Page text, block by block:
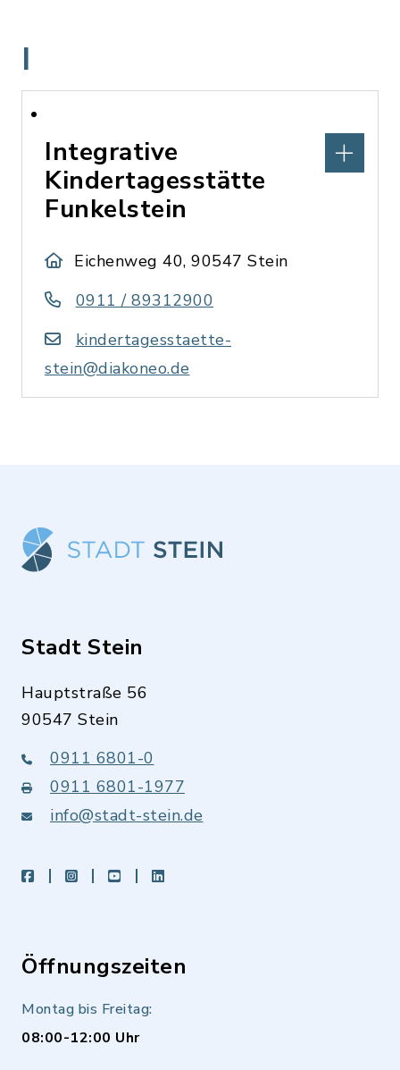
I
Integrative
Kindertagesstätte
Funkelstein
Eichenweg 40, 90547 Stein
0911 / 89312900
kindertagesstaette-
stein@diakoneo.de
Stadt Stein
Hauptstraße 56
90547 Stein
0911 6801-0
0911 6801-1977
info@stadt-stein.de
facebookinstagramyoutubeLinkedIn
Öffnungszeiten
Montag bis Freitag:
08:00-12:00 Uhr